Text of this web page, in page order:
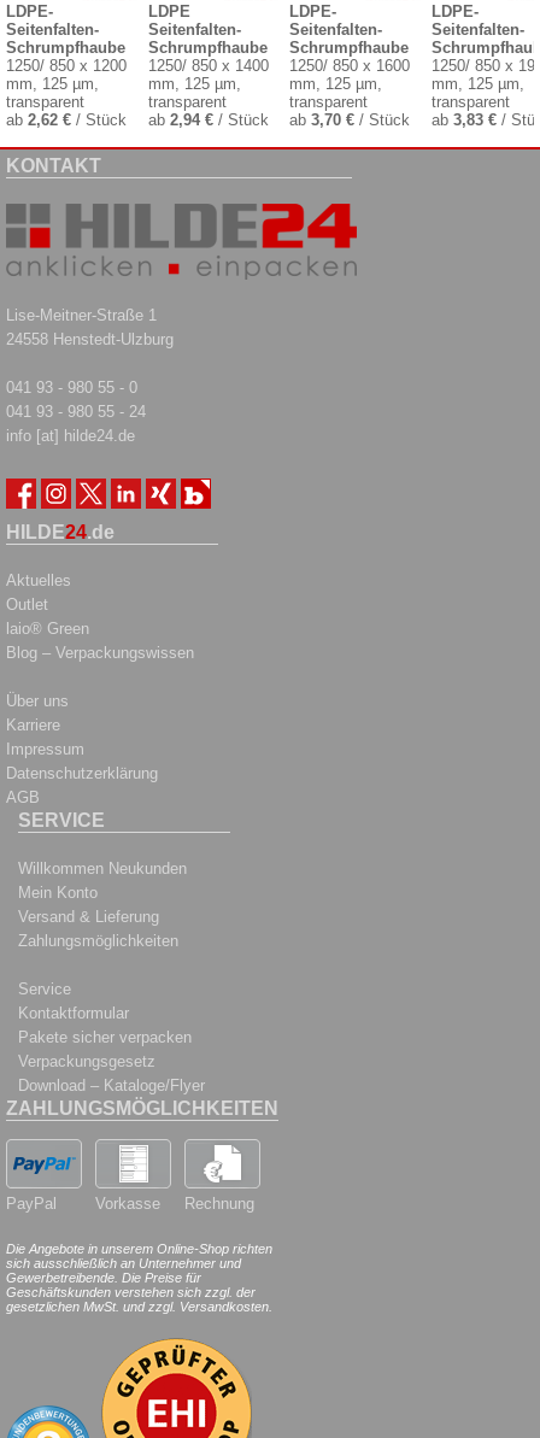
LDPE-
Seitenfalten-
Schrumpfhaube
1250/ 850 x 1200
mm, 125 µm,
transparent
ab 2,62 € / Stück
LDPE
Seitenfalten-
Schrumpfhaube
1250/ 850 x 1400
mm, 125 µm,
transparent
ab 2,94 €/ Stück
LDPE-
Seitenfalten-
Schrumpfhaube
1250/ 850 x 1600
mm, 125 µm,
transparent
ab3,70 € / Stück
LDPE-
Seitenfalten-
1250/ 850 x
mm, 125 µm,
transparent
ab 3,83 €/
KONTAKT
Lise-Meitner-Straße 1
24558 Henstedt-Ulzburg
041 93 - 980 55 - 0
041 93 - 980 55 - 24
info [at] hilde24.de
HILDE24.de
Aktuelles
Outlet
laio® Green
Blog – Verpackungswissen
Über uns
Karriere
Impressum
Datenschutzerklärung
AGB
SERVICE
Willkommen Neukunden
Mein Konto
Versand & Lieferung
Zahlungsmöglichkeiten
Service
Kontaktformular
Pakete sicher verpacken
Verpackungsgesetz
Download – Kataloge/Flyer
ZAHLUNGSMÖGLICHKEITEN
PayPal Vorkasse Rechnung
Die Angebote in unserem Online-Shop richten
sich ausschließlich an Unternehmer und
Gewerbetreibende. Die Preise für
Geschäftskunden verstehen sich zzgl. der
gesetzlichen MwSt. und zzgl. Versandkosten.